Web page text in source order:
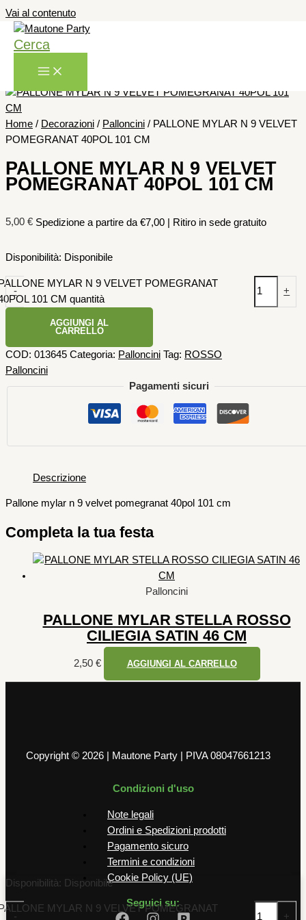
Vai al contenuto
Cerca
Home / Decorazioni / Palloncini / PALLONE MYLAR N 9 VELVET
POMEGRANAT 40POL 101 CM
PALLONE MYLAR N 9 VELVET
POMEGRANAT 40POL 101 CM
5,00 € Spedizione a partire da €7,00 | Ritiro in sede gratuito
Disponibilità: Disponibile
-
MYLAR N 9 VELVET POMEGRANAT
101 CM quantità
+
AGGIUNGI AL
CARRELLO
COD: 013645 Categoria: Palloncini Tag: ROSSO
Palloncini
Pagamenti sicuri
Descrizione
Pallone mylar n 9 velvet pomegranat 40pol 101 cm
Completa la tua festa
Palloncini
PALLONE MYLAR STELLA ROSSO
CILIEGIA SATIN 46 CM
2,50 € AGGIUNGI AL CARRELLO
Copyright © 2026 | Mautone Party | PIVA 08047661213
Condizioni d'uso
Note legali
Ordini e Spedizioni prodotti
Pagamento sicuro
Termini e condizioni
Cookie Policy (UE)
Seguici su:
Disponibilità: Disponibile
-
MYLAR N 9 VELVET POMEGRANAT
+